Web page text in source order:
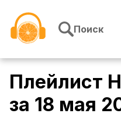
Поиск
Плейлист
за 18 мая